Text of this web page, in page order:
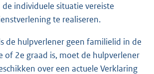
de individuele situatie vereiste
te realiseren.
de hulpverlener geen familielid in de
of 2e graad is, moet de hulpverlener
over een actuele Verklaring